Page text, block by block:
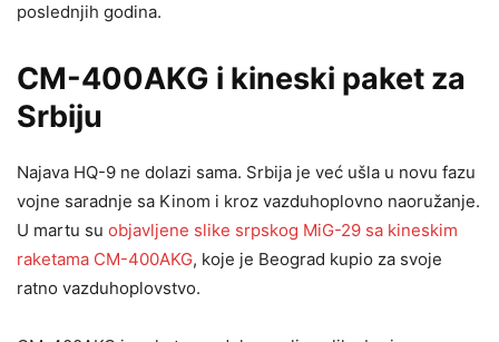
poslednjih godina.
CM-400AKG i kineski paket za
Srbiju
Najava HQ-9 ne dolazi sama. Srbija je već ušla u novu fazu
vojne saradnje sa Kinom i kroz vazduhoplovno naoružanje.
U martu su objavljene slike srpskog MiG-29 sa kineskim
raketama CM-400AKG, koje je Beograd kupio za svoje
ratno vazduhoplovstvo.